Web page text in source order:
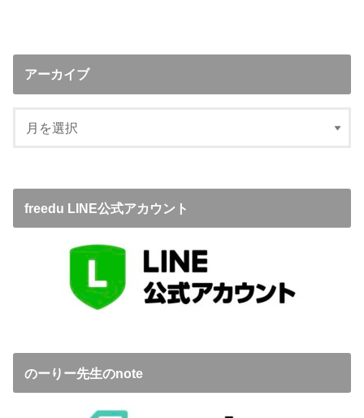
アーカイブ
freedu LINE公式アカウント
のーりー先生のnote